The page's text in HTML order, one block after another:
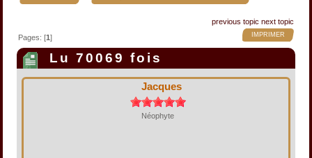
previous topic next topic
IMPRIMER
Pages: [1]
Lu 70069 fois
Jacques
Néophyte